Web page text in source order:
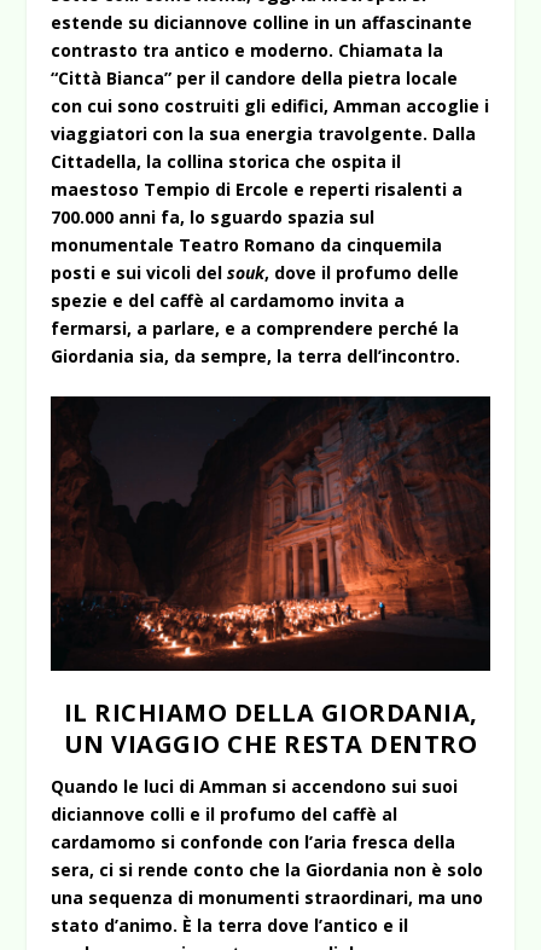
estende su diciannove colline in un affascinante
contrasto tra antico e moderno. Chiamata la
“Città Bianca” per il candore della pietra locale
con cui sono costruiti gli edifici, Amman accoglie i
viaggiatori con la sua energia travolgente. Dalla
Cittadella, la collina storica che ospita il
maestoso Tempio di Ercole e reperti risalenti a
700.000 anni fa, lo sguardo spazia sul
monumentale Teatro Romano da cinquemila
posti e sui vicoli delsouk, dove il profumo delle
spezie e del caffè al cardamomo invita a
fermarsi, a parlare, e a comprendere perché la
Giordania sia, da sempre, la terra dell’incontro.
IL RICHIAMO DELLA GIORDANIA,
UN VIAGGIO CHE RESTA DENTRO
Quando le luci di Amman si accendono sui suoi
diciannove colli e il profumo del caffè al
cardamomo si confonde con l’aria fresca della
sera, ci si rende conto che la Giordania non è solo
una sequenza di monumenti straordinari, ma uno
stato d’animo. È la terra dove l’antico e il